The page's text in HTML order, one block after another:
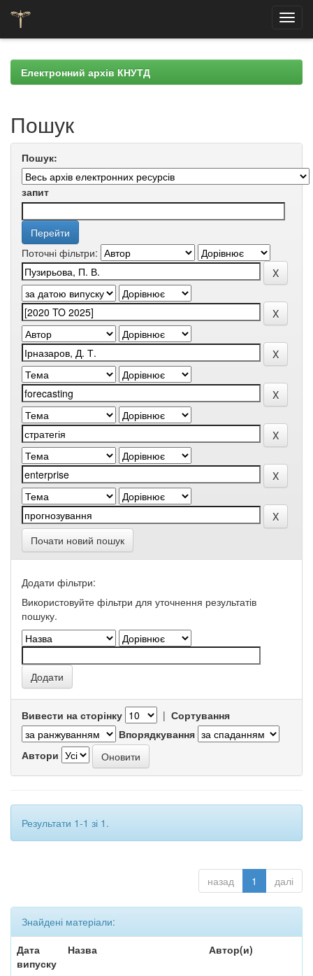
navigationЕлектронний архів КНУТД
Пошук
Пошук:
запит
Поточні фільтри:
Почати новий пошук
Додати фільтри:
Використовуйте фільтри для уточнення результатів
пошуку.
Вивести на сторінку | Сортування
Впорядкування
Автори
Результати 1-1 зі 1.
назад 1 далі
Знайдені матеріали:
Дата
випуску
Назва Автор(и)